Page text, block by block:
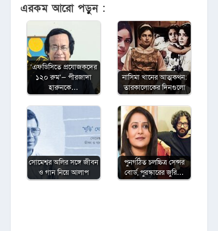
এরকম আরো পড়ুন :
‌‘এফডিসিতে প্রযোজকদের
১২০ রুম’— পীরজাদা
হারুনকে…
নাসিমা খানের আত্মকথন:
তারকালোকের দিনগুলো
সোমেশ্বর অলির সঙ্গে জীবন
ও গান নিয়ে আলাপ
পুনর্গঠিত চলচ্চিত্র সেন্সর
বোর্ড, পুরস্কারের জুরি…